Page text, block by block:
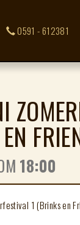
0591 - 612381
18:00